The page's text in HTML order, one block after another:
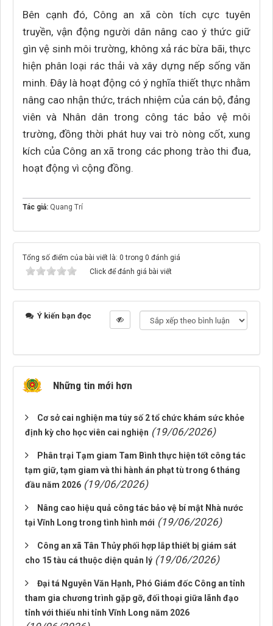
Bên cạnh đó, Công an xã còn tích cực tuyên
truyền, vận động người dân nâng cao ý thức giữ
gìn vệ sinh môi trường, không xả rác bừa bãi, thực
hiện phân loại rác thải và xây dựng nếp sống văn
minh. Đây là hoạt động có ý nghĩa thiết thực nhằm
nâng cao nhận thức, trách nhiệm của cán bộ, đảng
viên và Nhân dân trong công tác bảo vệ môi
trường, đồng thời phát huy vai trò nòng cốt, xung
kích của Công an xã trong các phong trào thi đua,
hoạt động vì cộng đồng.
Tác giả: Quang Trí
Tổng số điểm của bài viết là: 0 trong 0 đánh giá
Click để đánh giá bài viết
Ý kiến bạn đọc
Những tin mới hơn
Cơ sở cai nghiện ma túy số 2 tổ chức khám sức khỏe
định kỳ cho học viên cai nghiện (19/06/2026)
Phân trại Tạm giam Tam Bình thực hiện tốt công tác
tạm giữ, tạm giam và thi hành án phạt tù trong 6 tháng
đầu năm 2026 (19/06/2026)
Nâng cao hiệu quả công tác bảo vệ bí mật Nhà nước
tại Vĩnh Long trong tình hình mới (19/06/2026)
Công an xã Tân Thủy phối hợp lắp thiết bị giám sát
cho 15 tàu cá thuộc diện quản lý (19/06/2026)
Đại tá Nguyễn Văn Hạnh, Phó Giám đốc Công an tỉnh
tham gia chương trình gặp gỡ, đối thoại giữa lãnh đạo
tỉnh với thiếu nhi tỉnh Vĩnh Long năm 2026